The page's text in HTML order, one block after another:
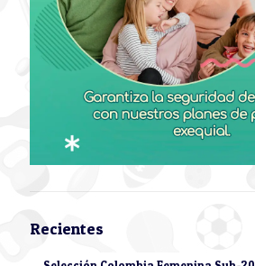
Recientes